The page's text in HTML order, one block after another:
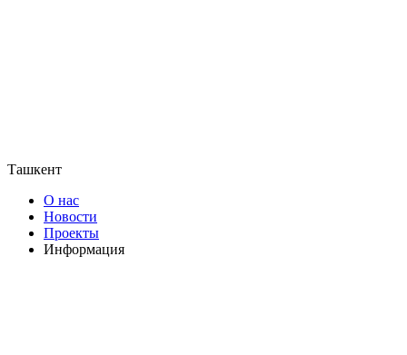
Ташкент
О нас
Новости
Проекты
Информация